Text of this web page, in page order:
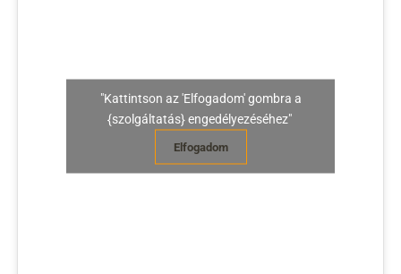
"Kattintson az 'Elfogadom' gombra a
{szolgáltatás} engedélyezéséhez"
Elfogadom